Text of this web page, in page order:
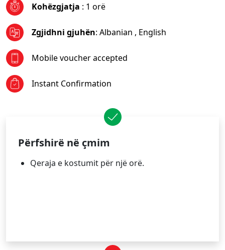
Kohëzgjatja : 1 orë
Zgjidhni gjuhën: Albanian , English
Mobile voucher accepted
Instant Confirmation
Përfshirë në çmim
Qeraja e kostumit për një orë.